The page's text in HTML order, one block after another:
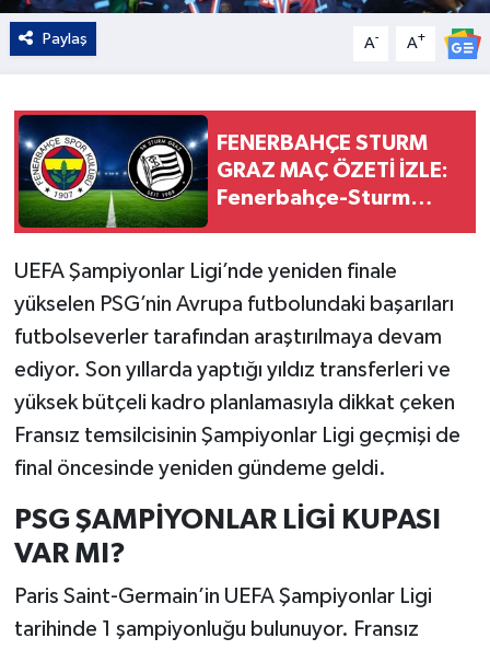
Paylaş A- A+
FENERBAHÇE STURM
GRAZ MAÇ ÖZETİ İZLE:
Fenerbahçe-Sturm
UEFA Şampiyonlar Ligi’nde yeniden finale
yükselen PSG’nin Avrupa futbolundaki başarıları
futbolseverler tarafından araştırılmaya devam
ediyor. Son yıllarda yaptığı yıldız transferleri ve
yüksek bütçeli kadro planlamasıyla dikkat çeken
Fransız temsilcisinin Şampiyonlar Ligi geçmişi de
final öncesinde yeniden gündeme geldi.
PSG ŞAMPİYONLAR LİGİ KUPASI
VAR MI?
Paris Saint-Germain’in UEFA Şampiyonlar Ligi
tarihinde 1 şampiyonluğu bulunuyor. Fransız